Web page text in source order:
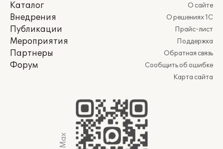
Каталог
Внедрения
Публикации
Мероприятия
Партнеры
Форум
О сайте
О решениях 1С
Прайс-лист
Поддержка
Обратная связь
Сообщить об ошибке
Карта сайта